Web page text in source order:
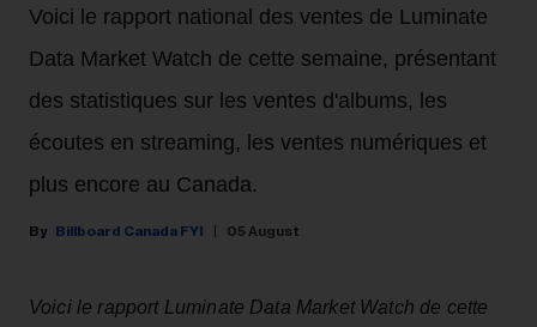
Voici le rapport national des ventes de Luminate
Data Market Watch de cette semaine, présentant
des statistiques sur les ventes d'albums, les
écoutes en streaming, les ventes numériques et
plus encore au Canada.
Billboard Canada FYI 05 August
Voici le rapport Luminate Data Market Watch de cette